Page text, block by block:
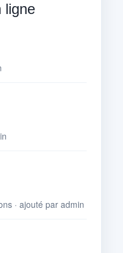
ligne
· ajouté par admin